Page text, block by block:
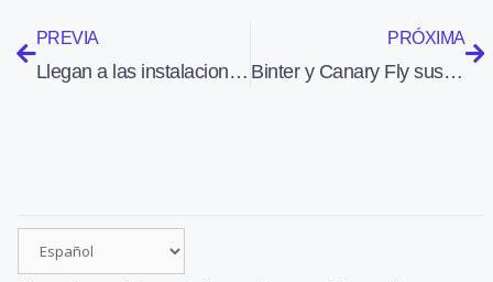
PREVIA
Llegan a las instalaciones de Iberia Mantenimiento 52 estudiantes de Formación Profesional
PRÓXIMA
Binter y Canary Fly suspenden los vuelos a la isla de La Palma por la nube de ceniza del volcán